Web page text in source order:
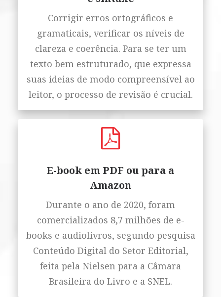
Corrigir erros ortográficos e
gramaticais, verificar os níveis de
clareza e coerência. Para se ter um
texto bem estruturado, que expressa
suas ideias de modo compreensível ao
leitor, o processo de revisão é crucial.
E-book em PDF ou para a
Amazon
Durante o ano de 2020, foram
comercializados 8,7 milhões de e-
books e audiolivros, segundo pesquisa
Conteúdo Digital do Setor Editorial,
feita pela Nielsen para a Câmara
Brasileira do Livro e a SNEL.